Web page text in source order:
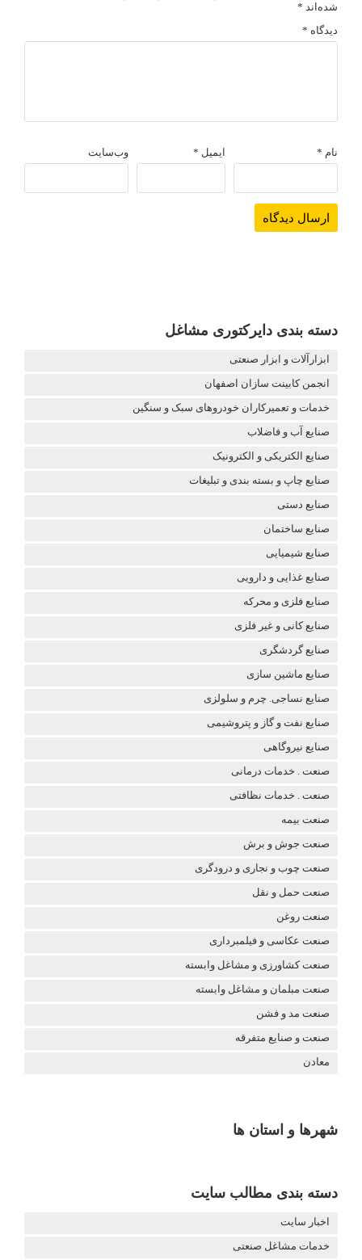
شده‌اند *
دیدگاه *
نام * ایمیل * وب‌سایت
دسته بندی دایرکتوری مشاغل
ابزارآلات و ابزار صنعتی
انجمن کابینت سازان اصفهان
خدمات و تعمیرکاران خودروهای سبک و سنگین
صنایع آب و فاضلاب
صنایع الکتریکی و الکترونیک
صنایع چاپ و بسته بندی و تبلیغات
صنایع دستی
صنایع ساختمان
صنایع شیمیایی
صنایع غذایی و دارویی
صنایع فلزی و محرکه
صنایع کانی و غیر فلزی
صنایع گردشگری
صنایع ماشین سازی
صنایع نساجی. چرم و سلولزی
صنایع نفت و گاز و پتروشیمی
صنایع نیروگاهی
صنعت . خدمات درمانی
صنعت . خدمات نظافتی
صنعت بیمه
صنعت جوش و برش
صنعت چوب و نجاری و درودگری
صنعت حمل و نقل
صنعت روغن
صنعت عکاسی و فیلمبرداری
صنعت کشاورزی و مشاغل وابسته
صنعت مبلمان و مشاغل وابسته
صنعت مد و فشن
صنعت و صنایع متفرقه
معادن
شهرها و استان ها
دسته بندی مطالب سایت
اخبار سایت
خدمات مشاغل صنعتی